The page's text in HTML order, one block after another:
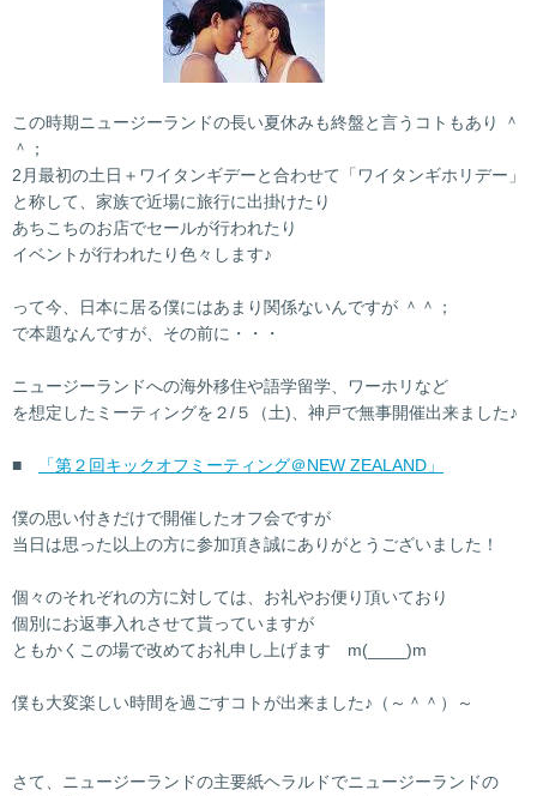
この時期ニュージーランドの長い夏休みも終盤と言うコトもあり ＾
＾；
2月最初の土日＋ワイタンギデーと合わせて「ワイタンギホリデー」
と称して、家族で近場に旅行に出掛けたり
あちこちのお店でセールが行われたり
イベントが行われたり色々します♪
って今、日本に居る僕にはあまり関係ないんですが ＾＾；
で本題なんですが、その前に・・・
ニュージーランドへの海外移住や語学留学、ワーホリなど
を想定したミーティングを２/５（土)、神戸で無事開催出来ました♪
■ 「第２回キックオフミーティング＠NEW ZEALAND」
僕の思い付きだけで開催したオフ会ですが
当日は思った以上の方に参加頂き誠にありがとうございました！
個々のそれぞれの方に対しては、お礼やお便り頂いており
個別にお返事入れさせて貰っていますが
ともかくこの場で改めてお礼申し上げます m(____)m
僕も大変楽しい時間を過ごすコトが出来ました♪（～＾＾）～
さて、ニュージーランドの主要紙ヘラルドでニュージーランドの